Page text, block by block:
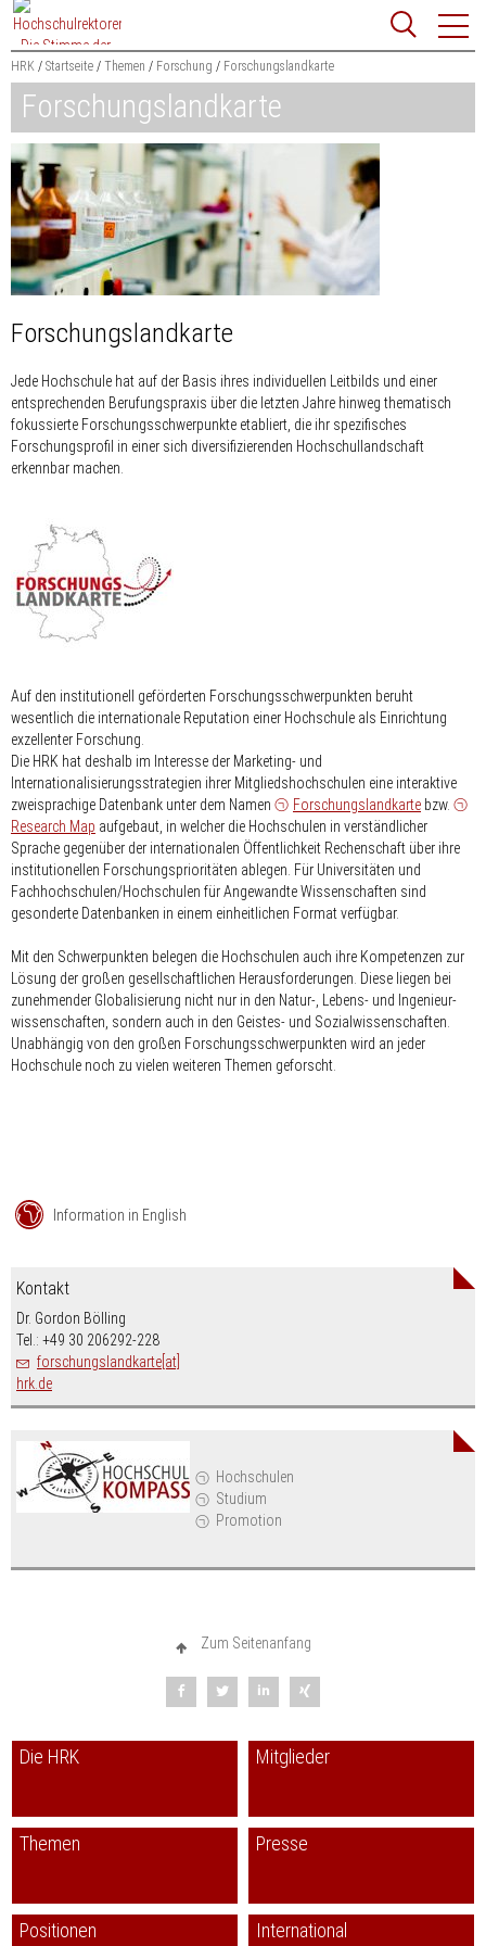
Zum
Content
springen
Suchbegriff
Suchen
HRK Startseite Themen Forschung Forschungslandkarte
Forschungslandkarte
Forschungslandkarte
Jede Hochschule hat auf der Basis ihres individuellen Leitbilds und einer
entsprechenden Berufungspraxis über die letzten Jahre hinweg thematisch
fokussierte Forschungsschwerpunkte etabliert, die ihr spezifisches
Forschungsprofil in einer sich diversifizierenden Hochschullandschaft
erkennbar machen.
Auf den institutionell geförderten Forschungsschwerpunkten beruht
wesentlich die internationale Reputation einer Hochschule als Einrichtung
exzellenter Forschung.
Die HRK hat deshalb im Interesse der Marketing- und
Internationalisierungsstrategien ihrer Mitgliedshochschulen eine interaktive
zweisprachige Datenbank unter dem Namen
Forschungslandkarte bzw.
Research Map aufgebaut, in welcher die Hochschulen in verständlicher
Sprache gegenüber der internationalen Öffentlichkeit Rechenschaft über ihre
institutionellen Forschungsprioritäten ablegen. Für Universitäten und
Fachhochschulen/Hochschulen für Angewandte Wissenschaften sind
gesonderte Datenbanken in einem einheitlichen Format verfügbar.
Mit den Schwerpunkten belegen die Hochschulen auch ihre Kompetenzen zur
Lösung der großen gesellschaftlichen Herausforderungen. Diese liegen bei
zunehmender Globalisierung nicht nur in den Natur-, Lebens- und Ingenieur­
wissenschaften, sondern auch in den Geistes- und Sozial­wissenschaften.
Unabhängig von den großen Forschungsschwerpunkten wird an jeder
Hochschule noch zu vielen weiteren Themen geforscht.
Hochschulen
Studium
Promotion
Information in English
Kontakt
Dr. Gordon Bölling
Tel.: +49 30 206292-228
forschungslandkarte[at]
hrk.de
Zum Seitenanfang
Die HRK Mitglieder
Themen Presse
Positionen International